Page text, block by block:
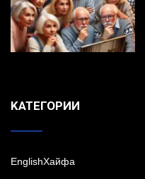
KАТЕГОРИИ
EnglishХайфа